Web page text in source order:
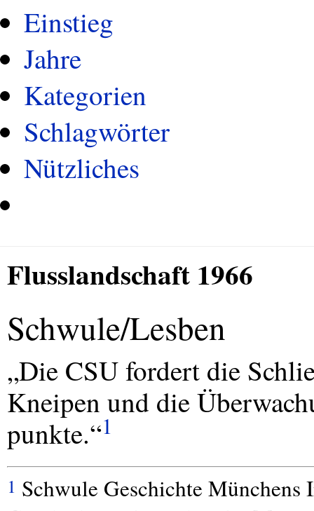
Einstieg
Jahre
Kategorien
Schlagwörter
Nützliches
Flusslandschaft 1966
Schwule/Lesben
„Die CSUfordert die
Kneipen und die
punkte.“1
1 Schwule Geschichte